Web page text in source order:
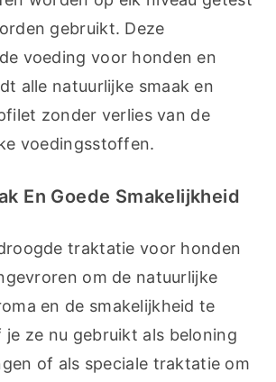
gebruikt. Deze
voeding voor honden en
alle natuurlijke smaak en
zonder verlies van de
voedingsstoffen.
En Goede Smakelijkheid
traktatie voor honden
om de natuurlijke
en de smakelijkheid te
je ze nu gebruikt als beloning
of als speciale traktatie om